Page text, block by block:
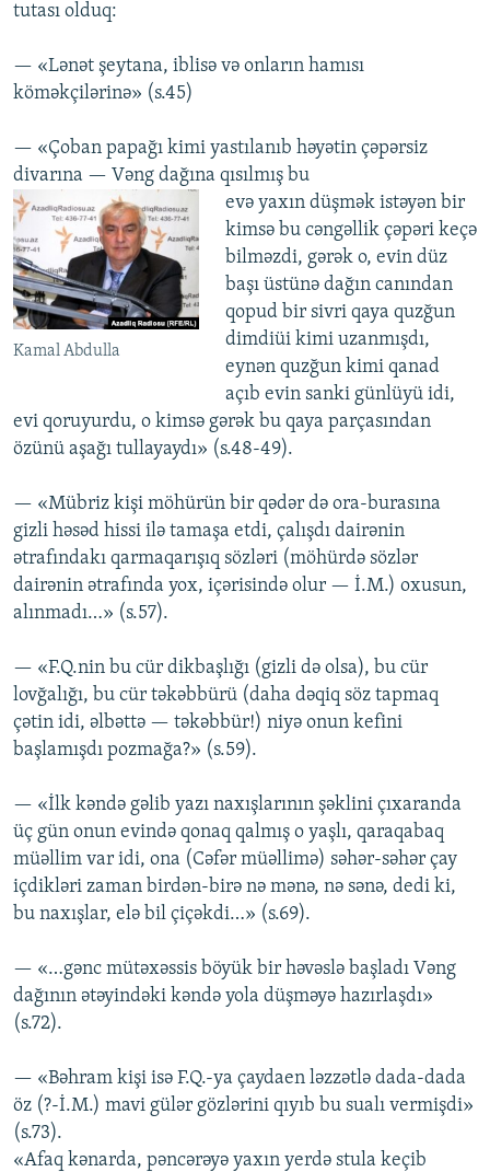
tutası olduq:
— «Lənət şeytana, iblisə və onların hamısı
köməkçilərinə» (s.45)
— «Çoban papağı kimi yastılanıb həyətin çəpərsiz
divarına — Vəng dağına qısılmış bu
Kamal Abdulla
evə yaxın düşmək istəyən bir
kimsə bu cəngəllik çəpəri keçə
bilməzdi, gərək o, evin düz
başı üstünə dağın canından
qopud bir sivri qaya quzğun
dimdiüi kimi uzanmışdı,
eynən quzğun kimi qanad
açıb evin sanki günlüyü idi,
evi qoruyurdu, o kimsə gərək bu qaya parçasından
özünü aşağı tullayaydı» (s.48-49).
— «Mübriz kişi möhürün bir qədər də ora-burasına
gizli həsəd hissi ilə tamaşa etdi, çalışdı dairənin
ətrafındakı qarmaqarışıq sözləri (möhürdə sözlər
dairənin ətrafında yox, içərisində olur — İ.M.) oxusun,
alınmadı…» (s.57).
— «F.Q.nin bu cür dikbaşlığı (gizli də olsa), bu cür
lovğalığı, bu cür təkəbbürü (daha dəqiq söz tapmaq
çətin idi, əlbəttə — təkəbbür!) niyə onun kefini
başlamışdı pozmağa?» (s.59).
— «İlk kəndə gəlib yazı naxışlarının şəklini çıxaranda
üç gün onun evində qonaq qalmış o yaşlı, qaraqabaq
müəllim var idi, ona (Cəfər müəllimə) səhər-səhər çay
içdikləri zaman birdən-birə nə mənə, nə sənə, dedi ki,
bu naxışlar, elə bil çiçəkdi…» (s.69).
— «…gənc mütəxəssis böyük bir həvəslə başladı Vəng
dağının ətəyindəki kəndə yola düşməyə hazırlaşdı»
(s.72).
— «Bəhram kişi isə F.Q.-ya çaydaen ləzzətlə dada-dada
öz (?-İ.M.) mavi gülər gözlərini qıyıb bu sualı vermişdi»
(s.73).
«Afaq kənarda, pəncərəyə yaxın yerdə stula keçib